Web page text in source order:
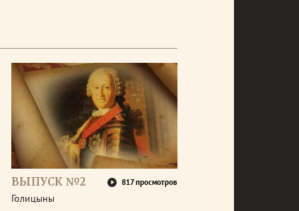
ВЫПУСК №2 817 просмотров
Голицыны